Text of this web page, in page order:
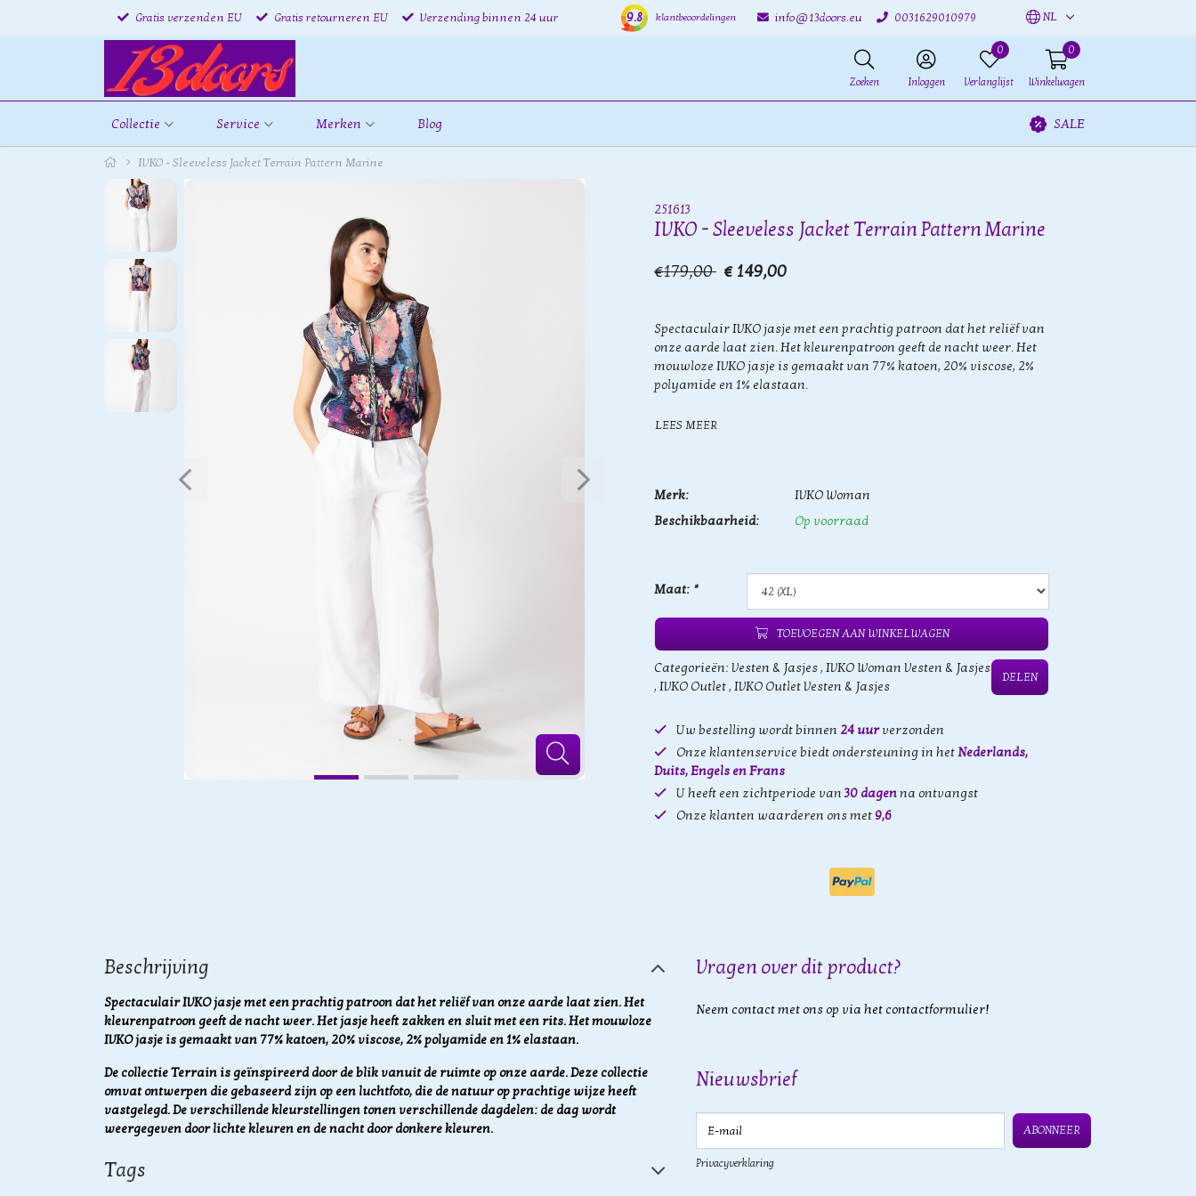
Gratis verzenden EU Gratis retourneren EU Verzending binnen 24 uur 9.8 klantbeoordelingen info@13doors.eu 0031629010979 NL
Zoeken Inloggen
0
Verlanglijst
0
Winkelwagen
Collectie Service Merken Blog SALE
IVKO - Sleeveless Jacket Terrain Pattern Marine
251613
IVKO - Sleeveless Jacket Terrain Pattern Marine
€179,00 € 149,00
Spectaculair IVKO jasje met een prachtig patroon dat het reliëf van
onze aarde laat zien. Het kleurenpatroon geeft de nacht weer. Het
mouwloze IVKO jasje is gemaakt van 77% katoen, 20% viscose, 2%
polyamide en 1% elastaan.
LEES MEER
Merk:
IVKO Woman
Beschikbaarheid:
Op voorraad
Maat: *
TOEVOEGEN AAN WINKELWAGEN
Categorieën: Vesten & Jasjes, IVKO Woman Vesten & Jasjes
, IVKO Outlet, IVKO Outlet Vesten & Jasjes
DELEN
Uw bestelling wordt binnen 24 uurverzonden
Onze klantenservice biedt ondersteuning in hetNederlands,
Duits, Engels en Frans
U heeft een zichtperiode van30 dagenna ontvangst
Onze klanten waarderen ons met 9,6
Beschrijving
Spectaculair IVKO jasje met een prachtig patroon dat het reliëf van onze aarde laat zien. Het
kleurenpatroon geeft de nacht weer. Het jasje heeft zakken en sluit met een rits. Het mouwloze
IVKO jasje is gemaakt van 77% katoen, 20% viscose, 2% polyamide en 1% elastaan.
De collectie Terrain is geïnspireerd door de blik vanuit de ruimte op onze aarde. Deze collectie
omvat ontwerpen die gebaseerd zijn op een luchtfoto, die de natuur op prachtige wijze heeft
vastgelegd. De verschillende kleurstellingen tonen verschillende dagdelen: de dag wordt
weergegeven door lichte kleuren en de nacht door donkere kleuren.
Tags
Vragen over dit product?
Neem contact met ons op via het contactformulier!
Nieuwsbrief
E-mail
ABONNEER
Privacyverklaring